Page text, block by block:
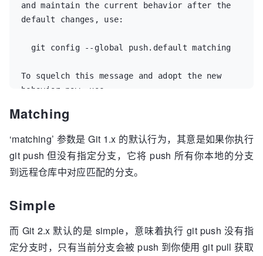
and maintain the current behavior after the
default changes, use:
To squelch this message and adopt the new
behavior now, use:
Matching
‘matching’ 参数是 Git 1.x 的默认行为，其意是如果你执行
git push 但没有指定分支，它将 push 所有你本地的分支
到远程仓库中对应匹配的分支。
Simple
而 Git 2.x 默认的是 simple，意味着执行 git push 没有指
定分支时，只有当前分支会被 push 到你使用 git pull 获取